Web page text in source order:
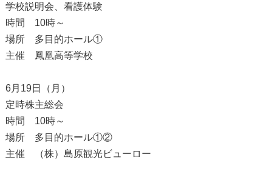
学校説明会、看護体験
時間 10時～
場所 多目的ホール①
主催 鳳凰高等学校
6月19日（月）
定時株主総会
時間 10時～
場所 多目的ホール①②
主催 （株）島原観光ビューロー